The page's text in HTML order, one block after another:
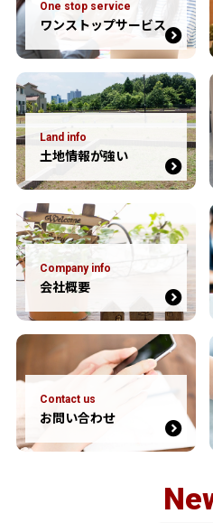
One stop service
ワンストップサービス
Land info
土地情報が強い
Company info
会社概要
Contact us
お問い合わせ